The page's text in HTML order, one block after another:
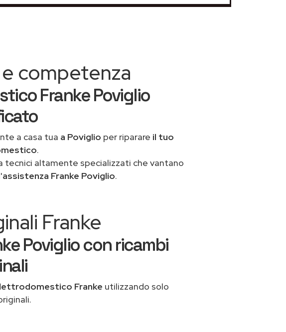
competenza
Franke Poviglio
a casa tua a Poviglio per riparare il tuo
.
altamente specializzati che vantano
assistenza Franke Poviglio.
Franke
Poviglio con ricambi
Franke utilizzando solo